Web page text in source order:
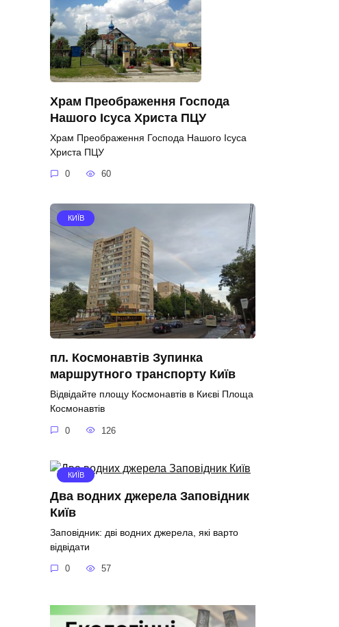
Храм Преображення Господа
Нашого Ісуса Христа ПЦУ
Храм Преображення Господа Нашого Ісуса
Христа ПЦУ
0 60
КИЇВ
пл. Космонавтів Зупинка
маршрутного транспорту Київ
Відвідайте площу Космонавтів в Києві Площа
Космонавтів
0 126
КИЇВ
Два водних джерела Заповідник
Київ
Заповідник: дві водних джерела, які варто
відвідати
0 57